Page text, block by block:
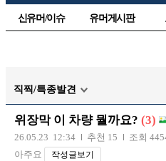
신유머/이슈 유머게시판
트럭/버스 항공/해운/철도
장착시공사진
직찍/특종발견
위장막 이 차량 뭘까요? (3)
26.05.23 12:34 추천 15
조회
아주요
작성글보기